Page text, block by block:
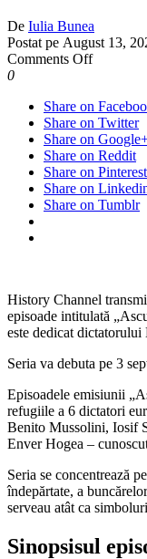
De Iulia Bunea
Postat pe August 13,
Comments Offon
începe
la
History
Channel
cu
0
Share on
Share on Twitter
Share on
Share on Reddit
Share on Pinterest
Share on
Share on Tumblr
History Channel
episoade intitulată
este dedicat dictatorului
Seria va debuta pe 3
Episoadele emisiunii
refugiile a 6 dictatori
Benito Mussolini, Iosif
Enver Hogea –
Seria se concentrează
îndepărtate, a
serveau atât ca
Sinopsisul